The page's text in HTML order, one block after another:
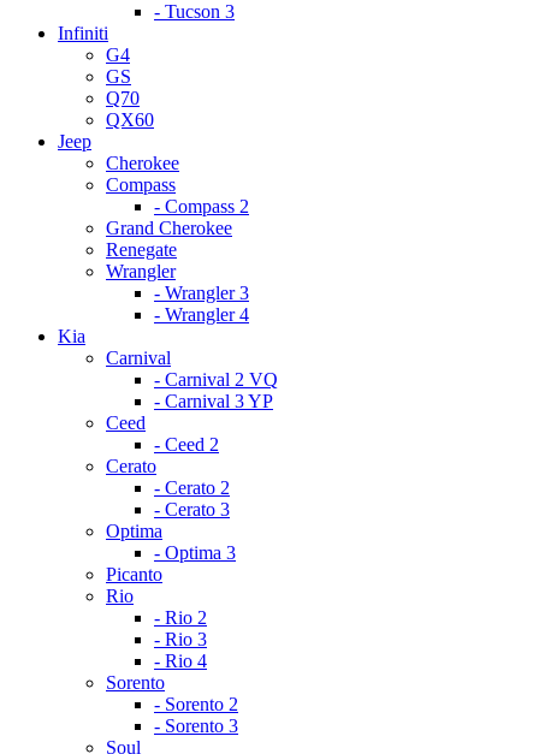
- Tucson 3
Infiniti
G4
GS
Q70
QX60
Jeep
Cherokee
Compass
- Compass 2
Grand Cherokee
Renegate
Wrangler
- Wrangler 3
- Wrangler 4
Kia
Carnival
- Carnival 2 VQ
- Carnival 3 YP
Ceed
- Ceed 2
Cerato
- Cerato 2
- Cerato 3
Optima
- Optima 3
Picanto
Rio
- Rio 2
- Rio 3
- Rio 4
Sorento
- Sorento 2
- Sorento 3
Soul